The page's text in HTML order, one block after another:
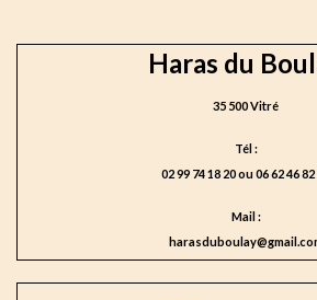
Haras du
35 500 Vitré
Tél :
02 99 74 18 20 ou 06 62 46 82
Mail :